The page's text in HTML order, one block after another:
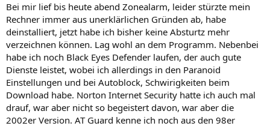
Bei mir lief bis heute abend Zonealarm, leider stürzte mein
Rechner immer aus unerklärlichen Gründen ab, habe
deinstalliert, jetzt habe ich bisher keine Absturtz mehr
verzeichnen können. Lag wohl an dem Programm. Nebenbei
habe ich noch Black Eyes Defender laufen, der auch gute
Dienste leistet, wobei ich allerdings in den Paranoid
Einstellungen und bei Autoblock, Schwirigkeiten beim
Download habe. Norton Internet Security hatte ich auch mal
drauf, war aber nicht so begeistert davon, war aber die
2002er Version. AT Guard kenne ich noch aus den 98er